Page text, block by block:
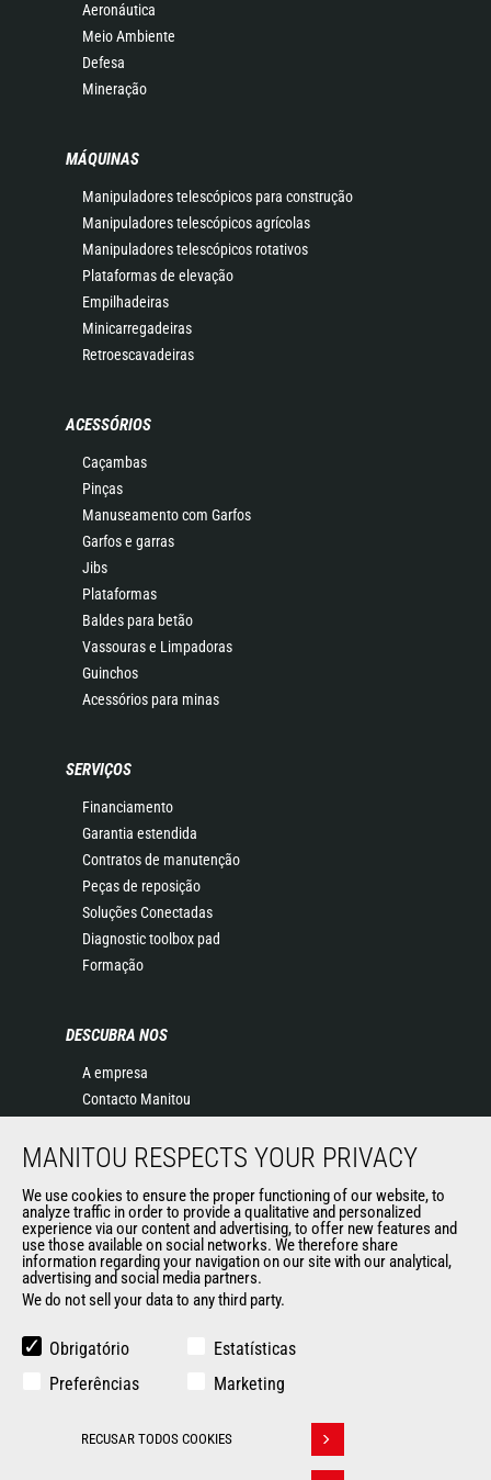
Aeronáutica
Meio Ambiente
Defesa
Mineração
MÁQUINAS
Manipuladores telescópicos para construção
Manipuladores telescópicos agrícolas
Manipuladores telescópicos rotativos
Plataformas de elevação
Empilhadeiras
Minicarregadeiras
Retroescavadeiras
ACESSÓRIOS
Caçambas
Pinças
Manuseamento com Garfos
Garfos e garras
Jibs
Plataformas
Baldes para betão
Vassouras e Limpadoras
Guinchos
Acessórios para minas
SERVIÇOS
Financiamento
Garantia estendida
Contratos de manutenção
Peças de reposição
Soluções Conectadas
Diagnostic toolbox pad
Formação
DESCUBRA NOS
A empresa
Contacto Manitou
Eventos
História
General Terms and Conditions of Sale
OUTROS SITES DO GRUPO
Manitou Group
Used Manitou Machines
Gehl
MANITOU RESPECTS YOUR PRIVACY
We use cookies to ensure the proper functioning of our website, to
analyze traffic in order to provide a qualitative and personalized
experience via our content and advertising, to offer new features and
use those available on social networks. We therefore share
information regarding your navigation on our site with our analytical,
advertising and social media partners.
We do not sell your data to any third party.
Obrigatório
Estatísticas
Preferências
Marketing
RECUSAR TODOS COOKIES